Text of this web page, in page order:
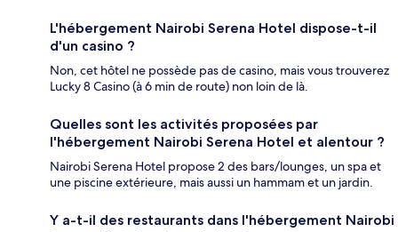
L'hébergement Nairobi Serena Hotel dispose-t-il
d'un casino ?
Non, cet hôtel ne possède pas de casino, mais vous trouverez
Lucky 8 Casino (à 6 min de route) non loin de là.
Quelles sont les activités proposées par
l'hébergement Nairobi Serena Hotel et alentour ?
Nairobi Serena Hotel propose 2 des bars/lounges, un spa et
une piscine extérieure, mais aussi un hammam et un jardin.
Y a-t-il des restaurants dans l'hébergement Nairobi